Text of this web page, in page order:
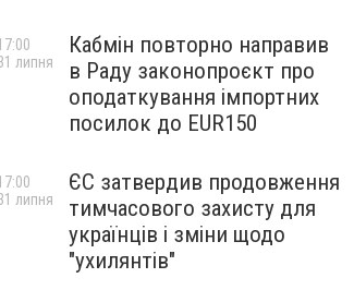
Кабмін повторно направив
в Раду законопроєкт про
оподаткування імпортних
посилок до EUR150
липня
ЄС затвердив продовження
тимчасового захисту для
українців і зміни щодо
"ухилянтів"
липня